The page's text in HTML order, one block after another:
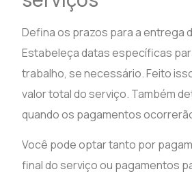
Defina os prazos para a entrega
Estabeleça datas específicas
trabalho, se necessário. Feito
valor total do serviço. Também
quando os pagamentos
Você pode optar tanto por
final do serviço ou pagamentos